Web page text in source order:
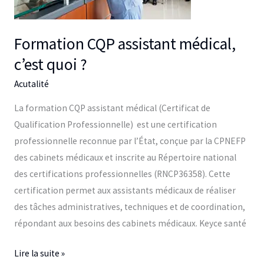
Formation CQP assistant médical,
c’est quoi ?
Acutalité
La formation CQP assistant médical (Certificat de
Qualification Professionnelle) est une certification
professionnelle reconnue par l’État, conçue par la CPNEFP
des cabinets médicaux et inscrite au Répertoire national
des certifications professionnelles (RNCP36358). Cette
certification permet aux assistants médicaux de réaliser
des tâches administratives, techniques et de coordination,
répondant aux besoins des cabinets médicaux. Keyce santé
?
Lire la suite »